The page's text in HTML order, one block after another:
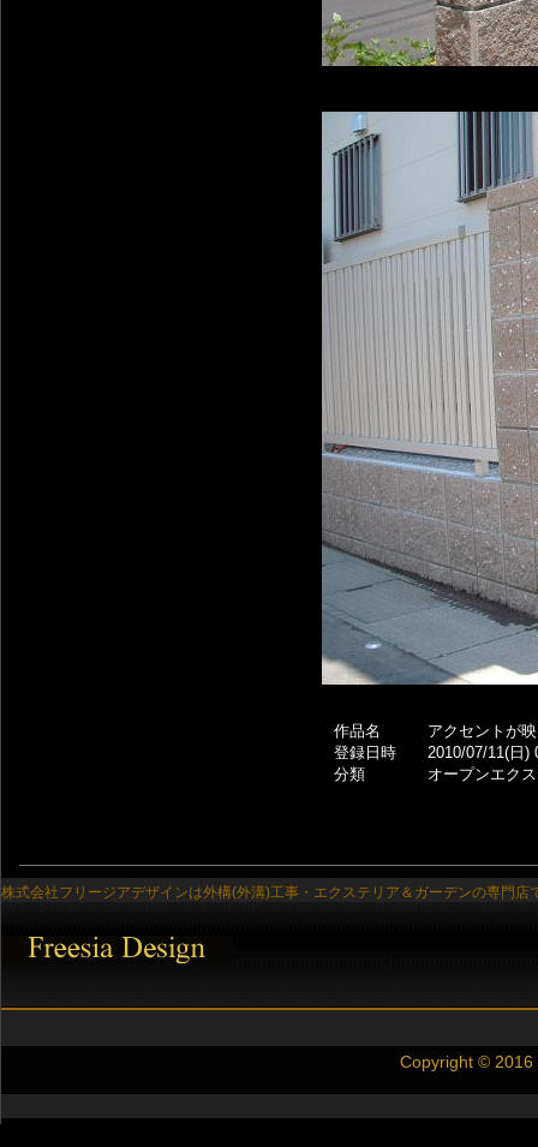
作品名
アクセントが
登録日時
2010/07/11(日)
分類
オープンエク